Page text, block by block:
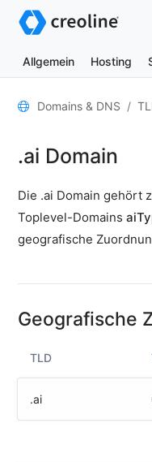
Allgemein Hosting
Allgemein
Kontakte
TLD-
Lookup
Test
(IPv4
IPv6)
Domains & DNS
.ai Domain
Die .ai Domain gehört
Toplevel-Domains
geografische
Geografische
TLD
.ai